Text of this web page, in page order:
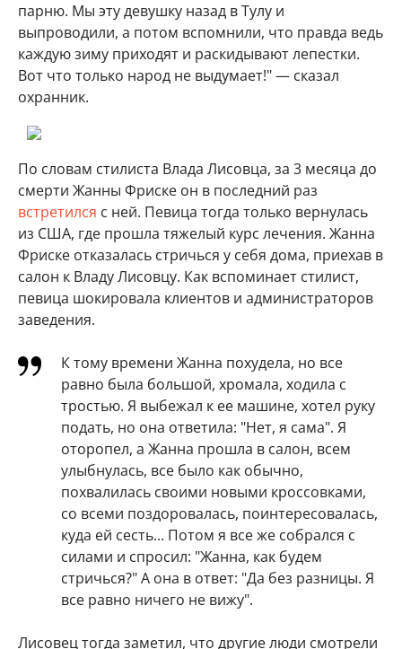
парню. Мы эту девушку назад в Тулу и
выпроводили, а потом вспомнили, что правда ведь
каждую зиму приходят и раскидывают лепестки.
Вот что только народ не выдумает!" — сказал
охранник.
По словам стилиста Влада Лисовца, за 3 месяца до
смерти Жанны Фриске он в последний раз
встретился с ней. Певица тогда только вернулась
из США, где прошла тяжелый курс лечения. Жанна
Фриске отказалась стричься у себя дома, приехав в
салон к Владу Лисовцу. Как вспоминает стилист,
певица шокировала клиентов и администраторов
заведения.
К тому времени Жанна похудела, но все
равно была большой, хромала, ходила с
тростью. Я выбежал к ее машине, хотел руку
подать, но она ответила: "Нет, я сама". Я
оторопел, а Жанна прошла в салон, всем
улыбнулась, все было как обычно,
похвалилась своими новыми кроссовками,
со всеми поздоровалась, поинтересовалась,
куда ей сесть... Потом я все же собрался с
силами и спросил: "Жанна, как будем
стричься?" А она в ответ: "Да без разницы. Я
все равно ничего не вижу".
Лисовец тогда заметил, что другие люди смотрели